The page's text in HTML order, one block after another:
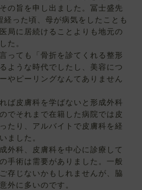
の旨を申し出ました。冨士盛先
った頃、母が病気をしたことも
局に居続けることよりも地元の
た。
っても「骨折を診てくれる整形
ような時代でしたし、美容につ
やピーリングなんてありません
ば皮膚科を学ばないと形成外科
でそれまで在籍した病院では皮
たり、アルバイトで皮膚科を経
ました。
外科、皮膚科を中心に診療して
手術は需要がありました。一般
存じないかもしれませんが、脇
外に多いのです。